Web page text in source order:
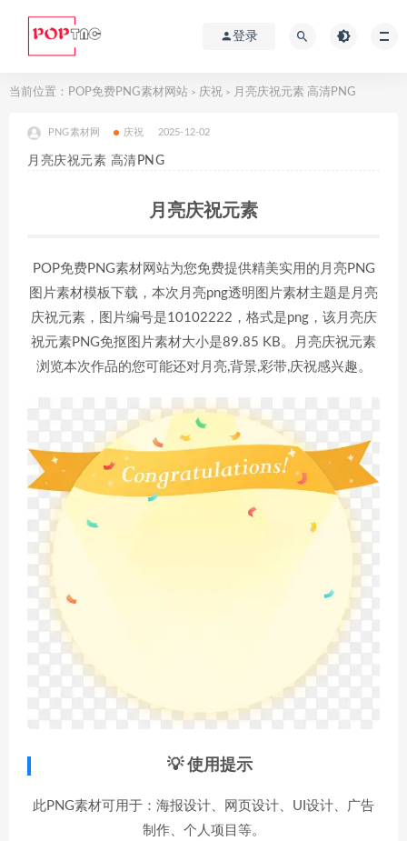
登录
当前位置： POP免费PNG素材网站 > 庆祝 > 月亮庆祝元素 高清PNG
PNG素材网 庆祝 2025-12-02
月亮庆祝元素 高清PNG
月亮庆祝元素
POP免费PNG素材网站为您免费提供精美实用的月亮PNG
图片素材模板下载，本次月亮png透明图片素材主题是月亮
庆祝元素，图片编号是10102222，格式是png，该月亮庆
祝元素PNG免抠图片素材大小是89.85 KB。月亮庆祝元素
浏览本次作品的您可能还对月亮,背景,彩带,庆祝感兴趣。
💡 使用提示
此PNG素材可用于：海报设计、网页设计、UI设计、广告
制作、个人项目等。